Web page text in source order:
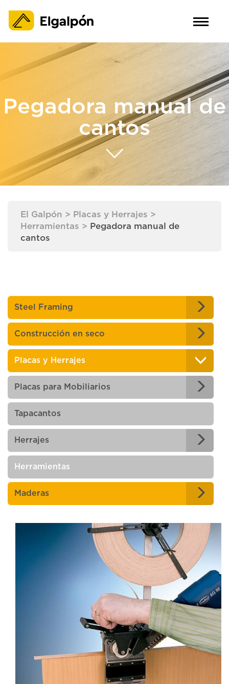
Pegadora manual de
cantos
El Galpón > Placas y Herrajes >
Herramientas > Pegadora manual de
cantos
Steel Framing
Construcción en seco
Placas y Herrajes
Placas para Mobiliarios
Tapacantos
Herrajes
Herramientas
Maderas